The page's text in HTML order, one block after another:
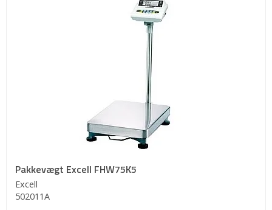
Pakkevægt Excell FHW75K5
Excell
502011A